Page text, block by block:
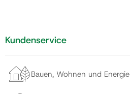
Kundenservice
Bauen, Wohnen und Energie